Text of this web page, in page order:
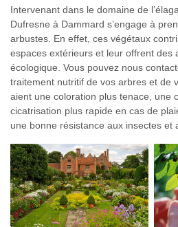
Intervenant dans le domaine de
Dufresne à Dammard s’engage à
arbustes. En effet, ces végétaux
espaces extérieurs et leur offrent des
écologique. Vous pouvez nous
traitement nutritif de vos arbres et de
aient une coloration plus tenace, une
cicatrisation plus rapide en cas de
une bonne résistance aux insectes et